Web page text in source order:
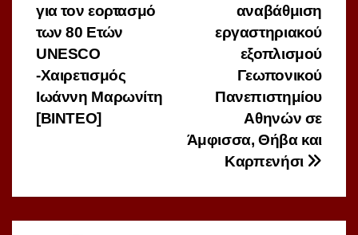
αναβάθμιση
εργαστηριακού
εξοπλισμού
Γεωπονικού
Πανεπιστημίου
Αθηνών σε
Άμφισσα, Θήβα και
Καρπενήσι
για τον εορτασμό
των 80 Ετών
UNESCO
-Χαιρετισμός
Ιωάννη Μαρωνίτη
[ΒΙΝΤΕΟ]